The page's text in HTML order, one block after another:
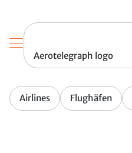
Aerotelegraph logo
Airlines Flughäfen